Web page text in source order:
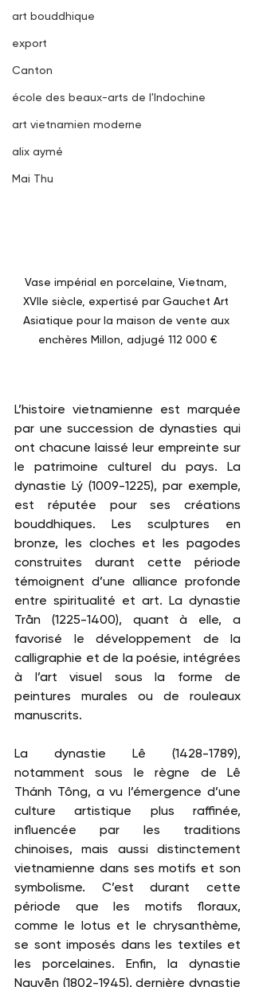
art bouddhique
export
Canton
école des beaux-arts de l'Indochine
art vietnamien moderne
alix aymé
Mai Thu
Vase impérial en porcelaine, Vietnam,
XVIIe siècle, expertisé par Gauchet Art
Asiatique pour la maison de vente aux
enchères Millon, adjugé 112 000 €
L’histoire vietnamienne est marquée
par une succession de dynasties qui
ont chacune laissé leur empreinte sur
le patrimoine culturel du pays. La
dynastie Lý (1009-1225), par exemple,
est réputée pour ses créations
bouddhiques. Les sculptures en
bronze, les cloches et les pagodes
construites durant cette période
témoignent d’une alliance profonde
entre spiritualité et art. La dynastie
Trần (1225-1400), quant à elle, a
favorisé le développement de la
calligraphie et de la poésie, intégrées
à l’art visuel sous la forme de
peintures murales ou de rouleaux
manuscrits.
La dynastie Lê (1428-1789),
notamment sous le règne de Lê
Thánh Tông, a vu l’émergence d’une
culture artistique plus raffinée,
influencée par les traditions
chinoises, mais aussi distinctement
vietnamienne dans ses motifs et son
symbolisme. C’est durant cette
période que les motifs floraux,
comme le lotus et le chrysanthème,
se sont imposés dans les textiles et
les porcelaines. Enfin, la dynastie
Nguyễn (1802-1945), dernière dynastie